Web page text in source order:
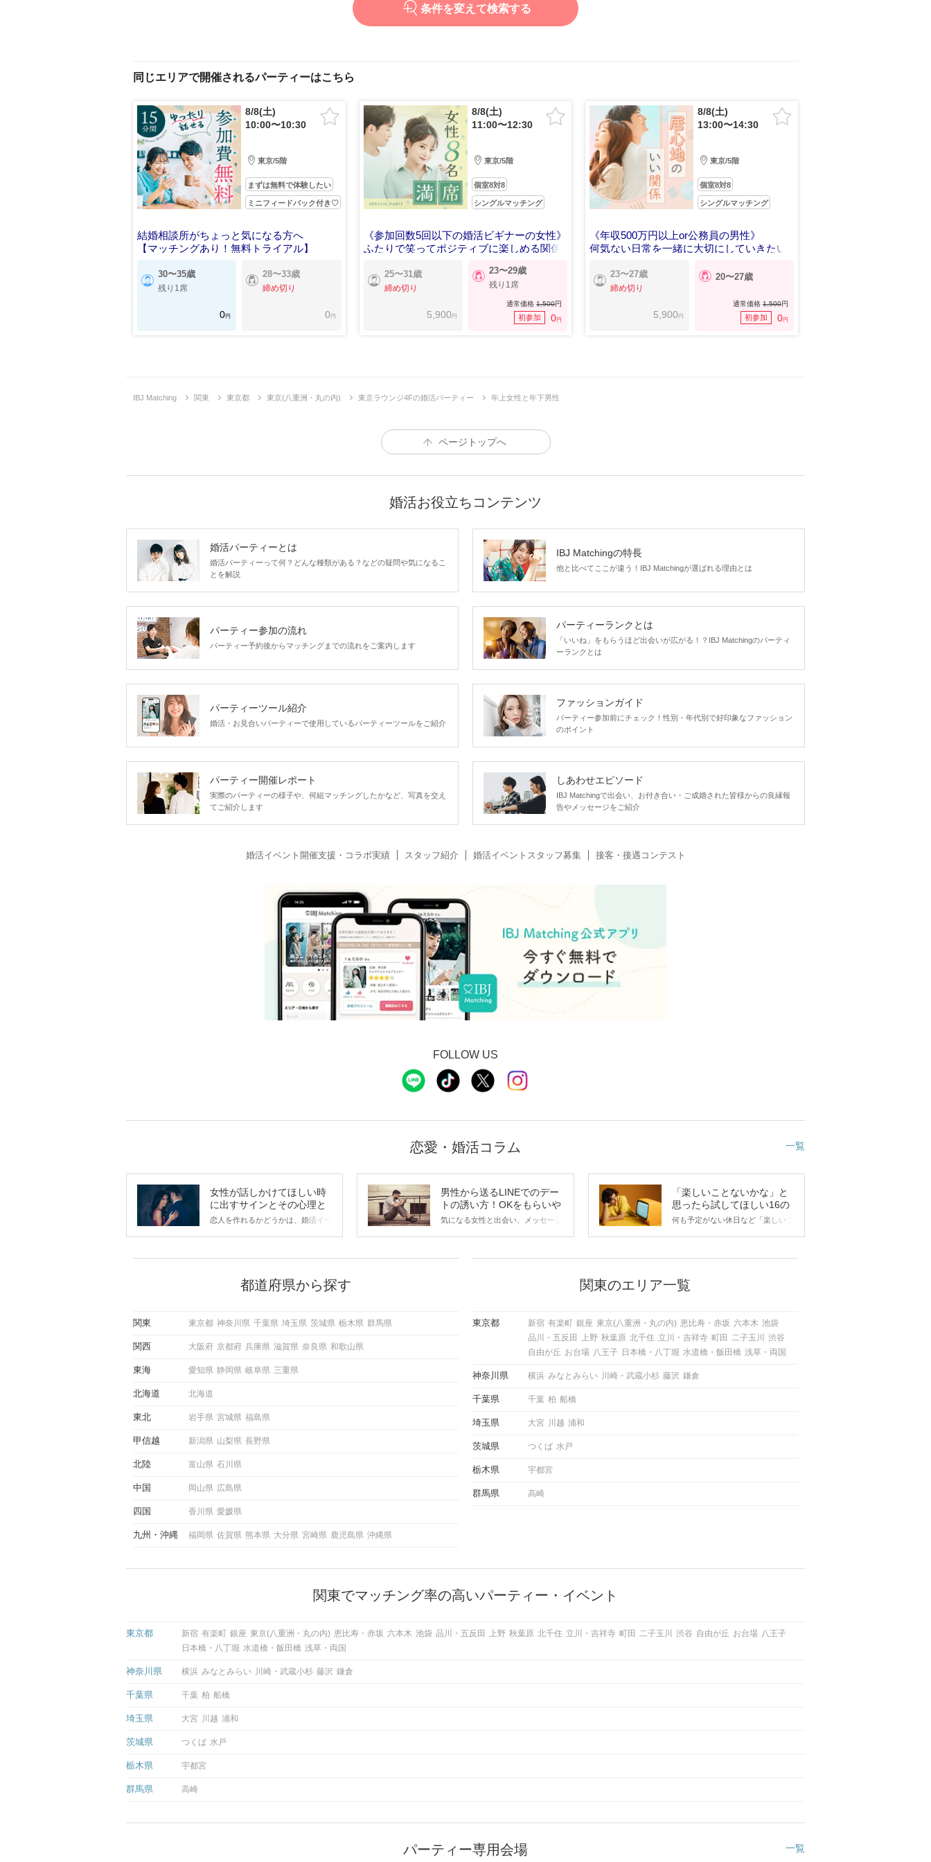
条件を変えて検索する
同じエリアで開催されるパーティーはこちら
8/8(土)
10:00〜10:30
東京/5階
まずは無料で体験したい
ミニフィードバック付き♡
結婚相談所がちょっと気になる方へ
【マッチングあり！無料トライアル】
30〜35歳
残り1席
0円
28〜33歳
締め切り
0 円
8/8(土)
11:00〜12:30
東京/5階
個室8対8
シングルマッチング
《参加回数5回以下の婚活ビギナーの女性》
ふたりで笑ってポジティブに楽しめる関係
25〜31歳
締め切り
5,900 円
23〜29歳
残り1席
通常価格1,500円
初参加 0円
8/8(土)
13:00〜14:30
東京/5階
個室8対8
シングルマッチング
《年収500万円以上or公務員の男性》
何気ない日常を一緒に大切にしていきたい
23〜27歳
締め切り
5,900 円
20〜27歳
通常価格 1,500円
初参加 0円
IBJ Matching 関東 東京都 東京(八重洲・丸の内) 東京ラウンジ4Fの婚活パーティー 年上女性と年下男性
ページトップへ
婚活お役立ちコンテンツ
婚活パーティーとは
婚活パーティーって何？どんな種類がある？などの疑問や気になるこ
とを解説
IBJ Matchingの特長
他と比べてここが違う！IBJ Matchingが選ばれる理由とは
パーティー参加の流れ
パーティー予約後からマッチングまでの流れをご案内します
パーティーランクとは
「いいね」をもらうほど出会いが広がる！？IBJ Matchingのパーティ
ーランクとは
パーティーツール紹介
婚活・お見合いパーティーで使用しているパーティーツールをご紹介
ファッションガイド
パーティー参加前にチェック！性別・年代別で好印象なファッション
のポイント
パーティー開催レポート
実際のパーティーの様子や、何組マッチングしたかなど、写真を交え
てご紹介します
しあわせエピソード
IBJ Matchingで出会い、お付き合い・ご成婚された皆様からの良縁報
告やメッセージをご紹介
婚活イベント開催支援・コラボ実績 スタッフ紹介 婚活イベントスタッフ募集 接客・接遇コンテスト
FOLLOW US
恋愛・婚活コラム 一覧
女性が話しかけてほしい時
に出すサインとその心理と
は？
恋人を作れるかどうかは、婚活イベ
から恋人作りを本格的に始めようと
している方は、女性が異性を求めて
この記事では、女性が話しかけて欲
しく解説した後、婚活イベントで実
ような行動に繋げるべきかをご紹介
男性から送るLINEでのデー
トの誘い方！OKをもらいや
すいメッセージのコツは？
気になる女性と出会い、メッセージ
も混じえながら解説するので、ぜひ
「楽しいことないかな」と
思ったら試してほしい16の
こと
何も予定がない休日など「楽しいこ
になれる対処法から、恋愛・自分磨
き・趣味などジャンル別の楽しいこ
とを探している方は必見です。
都道府県から探す
関東 東京都 神奈川県 千葉県 埼玉県 茨城県 栃木県 群馬県
関西 大阪府 京都府 兵庫県 滋賀県 奈良県 和歌山県
東海 愛知県 静岡県 岐阜県 三重県
北海道 北海道
東北 岩手県 宮城県 福島県
甲信越 新潟県 山梨県 長野県
北陸 富山県 石川県
中国 岡山県 広島県
四国 香川県 愛媛県
九州 沖縄 福岡県 佐賀県 熊本県 大分県 宮崎県 鹿児島県 沖縄県
関東のエリア一覧
東京都 新宿 有楽町 銀座 東京(八重洲・丸の内) 恵比寿・赤坂 六本木 池袋
品川・五反田
上野 秋葉原 北千住 立川・吉祥寺 町田 二子玉川
渋谷
自由が丘 お台場 八王子 日本橋・八丁堀 水道橋・飯田橋 浅草・両国
神奈川県 横浜 みなとみらい 川崎・武蔵小杉 藤沢 鎌倉
千葉県 千葉 柏 船橋
埼玉県 大宮 川越 浦和
茨城県 つくば 水戸
栃木県 宇都宮
群馬県 高崎
関東でマッチング率の高いパーティー・イベント
東京都 新宿 有楽町 銀座 東京(八重洲・丸の内) 恵比寿・赤坂 六本木 池袋 品川・五反田 上野 秋葉原 北千住 立川・吉祥寺 町田 二子玉川 渋谷 自由が丘 お台場 八王子
日本橋・八丁堀 水道橋・飯田橋 浅草・両国
神奈川県 横浜 みなとみらい 川崎・武蔵小杉 藤沢 鎌倉
千葉県 千葉 柏 船橋
埼玉県 大宮 川越 浦和
茨城県 つくば 水戸
栃木県 宇都宮
群馬県 高崎
パーティー専用会場 一覧